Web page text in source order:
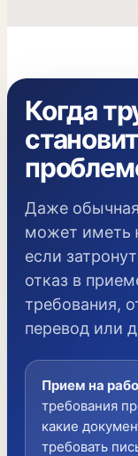
Когда
Даже
может иметь
если
отказ в
требования,
перевод или
Прием на
требования
какие
требовать